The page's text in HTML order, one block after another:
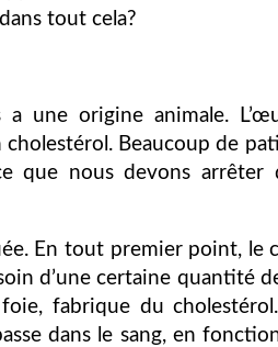
tout cela?
une origine animale.
Beaucoup de
que nous devons arrêter
En tout premier point, le
d’une certaine quantité
fabrique du
dans le sang, en